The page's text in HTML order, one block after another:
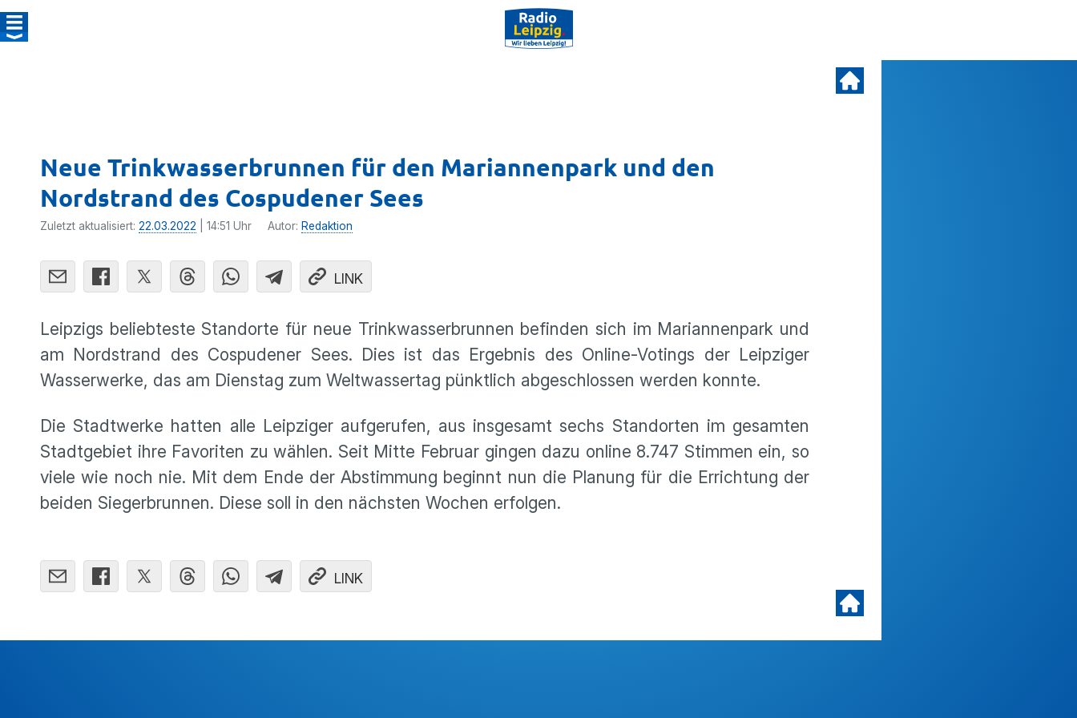
Neue Trinkwasserbrunnen für den Mariannenpark und den
Nordstrand des Cospudener Sees
Zuletzt aktualisiert: 22.03.2022 | 14:51 Uhr Autor: Redaktion
LINK
Leipzigs beliebteste Standorte für neue Trinkwasserbrunnen befinden sich im Mariannenpark und
am Nordstrand des Cospudener Sees. Dies ist das Ergebnis des Online-Votings der Leipziger
Wasserwerke, das am Dienstag zum Weltwassertag pünktlich abgeschlossen werden konnte.
Die Stadtwerke hatten alle Leipziger aufgerufen, aus insgesamt sechs Standorten im gesamten
Stadtgebiet ihre Favoriten zu wählen. Seit Mitte Februar gingen dazu online 8.747 Stimmen ein, so
viele wie noch nie. Mit dem Ende der Abstimmung beginnt nun die Planung für die Errichtung der
beiden Siegerbrunnen. Diese soll in den nächsten Wochen erfolgen.
LINK